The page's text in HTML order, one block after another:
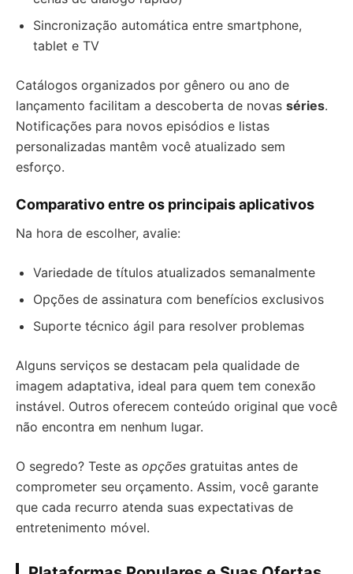
Sincronização automática entre smartphone,
tablet e TV
Catálogos organizados por gênero ou ano de
lançamento facilitam a descoberta de novas séries.
Notificações para novos episódios e listas
personalizadas mantêm você atualizado sem
esforço.
Comparativo entre os principais aplicativos
Na hora de escolher, avalie:
Variedade de títulos atualizados semanalmente
Opções de assinatura com benefícios exclusivos
Suporte técnico ágil para resolver problemas
Alguns serviços se destacam pela qualidade de
imagem adaptativa, ideal para quem tem conexão
instável. Outros oferecem conteúdo original que você
não encontra em nenhum lugar.
O segredo? Teste as opções gratuitas antes de
comprometer seu orçamento. Assim, você garante
que cada recurro atenda suas expectativas de
entretenimento móvel.